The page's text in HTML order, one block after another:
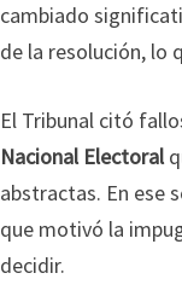
cambiado
de la resolución, lo
El Tribunal citó
Nacional Electoral
abstractas. En ese
que motivó la
decidir.